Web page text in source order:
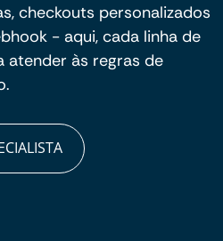
checkouts personalizados
- aqui, cada linha de
atender às regras de